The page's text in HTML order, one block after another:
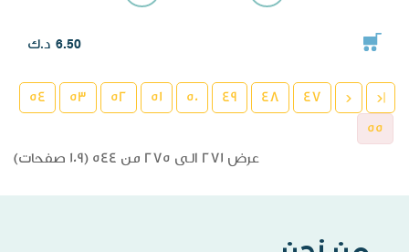
6.50 د.ك
|<
<
47
48
49
50
51
52
53
54
55
عرض 271 الى 275 من 544 (109 صفحات)